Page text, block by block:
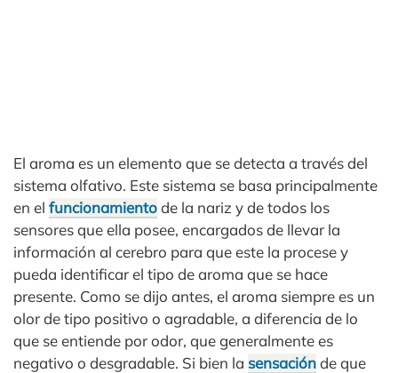
El aroma es un elemento que se detecta a través del
sistema olfativo. Este sistema se basa principalmente
en el funcionamientode la nariz y de todos los
sensores que ella posee, encargados de llevar la
información al cerebro para que este la procese y
pueda identificar el tipo de aroma que se hace
presente. Como se dijo antes, el aroma siempre es un
olor de tipo positivo o agradable, a diferencia de lo
que se entiende por odor, que generalmente es
negativo o desgradable. Si bien la sensaciónde que